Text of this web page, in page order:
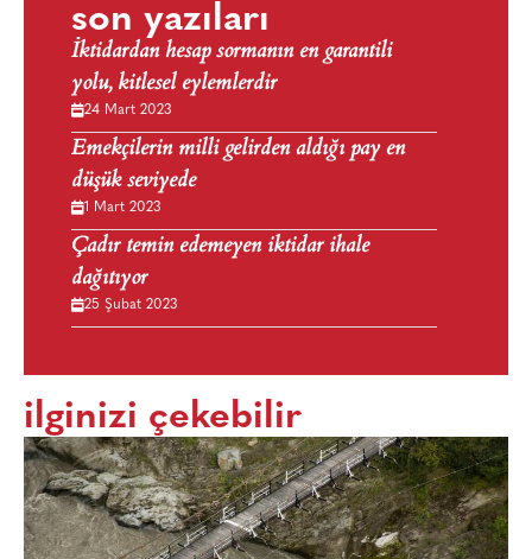
son yazıları
İktidardan hesap sormanın en garantili
yolu, kitlesel eylemlerdir
24 Mart 2023
Emekçilerin milli gelirden aldığı pay en
düşük seviyede
1 Mart 2023
Çadır temin edemeyen iktidar ihale
dağıtıyor
25 Şubat 2023
ilginizi çekebilir